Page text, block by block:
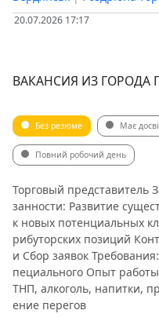
20.07.2026 17:17
ВАКАНСИЯ ИЗ ГОРОДА
Без резюме Має
Повний робочий день
Торговый представитель
занности: Развитие
к новых потенциальных
рибуторских позиций
и Сбор заявок
пециального Опыт
ТНП, алкоголь, напитки,
ение перегов